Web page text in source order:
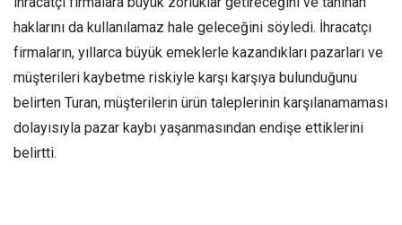
haklarını da kullanılamaz hale geleceğini söyledi. İhracatçı
firmaların, yıllarca büyük emeklerle kazandıkları pazarları ve
müşterileri kaybetme riskiyle karşı karşıya bulunduğunu
belirten Turan, müşterilerin ürün taleplerinin karşılanamaması
dolayısıyla pazar kaybı yaşanmasından endişe ettiklerini
belirtti.